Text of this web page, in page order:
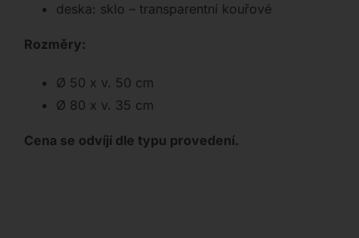
deska: sklo – transparentní kouřové
Rozměry:
Ø 50 x v. 50 cm
Ø 80 x v. 35 cm
Cena se odvíjí dle typu provedení.